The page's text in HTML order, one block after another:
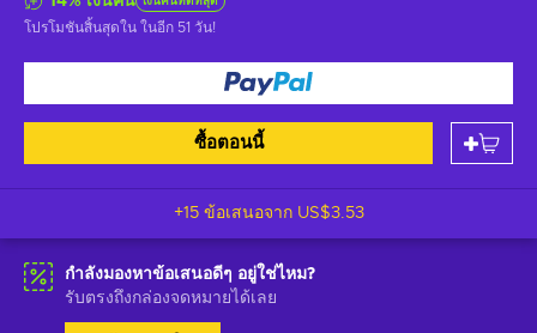
โปรโมชันสิ้นสุดใน ในอีก 51 วัน!
ซื้อตอนนี้
+15 ข้อเสนอจาก US$3.53
กำลังมองหาข้อเสนอดีๆ อยู่ใช่ไหม?
รับตรงถึงกล่องจดหมายได้เลย